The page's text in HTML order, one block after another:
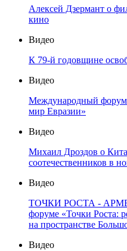
Алексей Дзермант о
кино
Видео
К 79-й годовщине
Видео
Международный
мир Евразии»
Видео
Михаил Дроздов о
соотечественников в
Видео
ТОЧКИ РОСТА -
форуме «Точки Роста:
на пространстве
Видео